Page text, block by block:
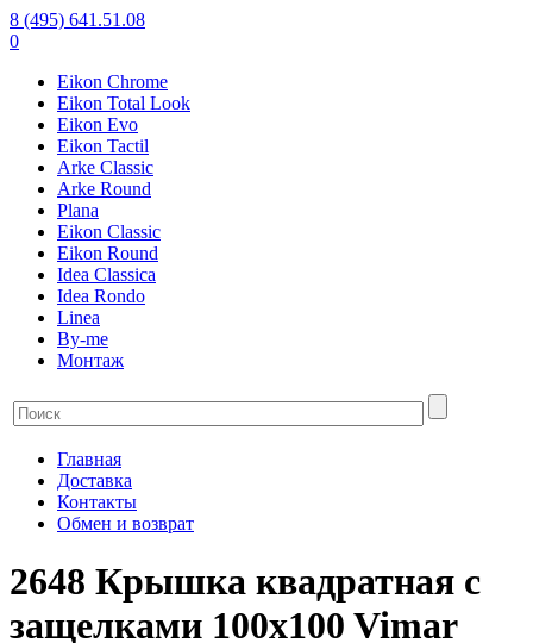
8 (495) 641.51.08
0
Eikon Chrome
Eikon Total Look
Eikon Evo
Eikon Tactil
Arke Classic
Arke Round
Plana
Eikon Classic
Eikon Round
Idea Classica
Idea Rondo
Linea
By-me
Монтаж
Главная
Доставка
Контакты
Обмен и возврат
2648 Крышка квадратная с
защелками 100x100 Vimar